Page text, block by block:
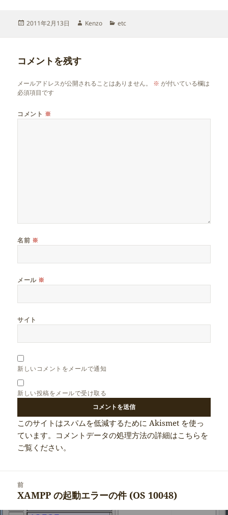
投
2011年2月13日
作
Kenzo
カ
etc
コメントを残す
メールアドレスが公開されることはありません。 ※ が付いている欄は
必須項目です
コメント ※
名前 ※
メール ※
サイト
新しいコメントをメールで通知
新しい投稿をメールで受け取る
このサイトはスパムを低減するために Akismet を使っ
ています。 コメントデータの処理方法の詳細はこちらを
ご覧ください。
前
前
XAMPP の起動エラーの件 (OS 10048)